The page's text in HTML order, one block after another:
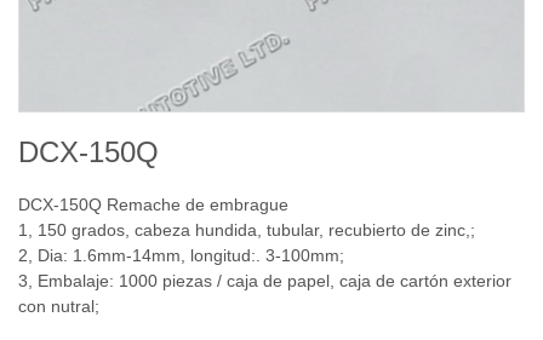
DCX-150Q
DCX-150Q Remache de embrague
1,
150 grados, cabeza hundida, tubular, recubierto de zinc, ;
2,
Dia: 1.6mm-14mm , longitud: 3-100mm;
3 , Embalaje: 1000 piezas / caja de papel, caja de cartón exterior
con nutral;